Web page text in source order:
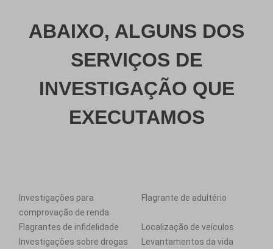
ABAIXO, ALGUNS DOS
SERVIÇOS DE
INVESTIGAÇÃO QUE
EXECUTAMOS
Investigações para
comprovação de renda
Flagrante de adultério
Flagrantes de infidelidade
Localização de veículos
Investigações sobre drogas
Levantamentos da vida